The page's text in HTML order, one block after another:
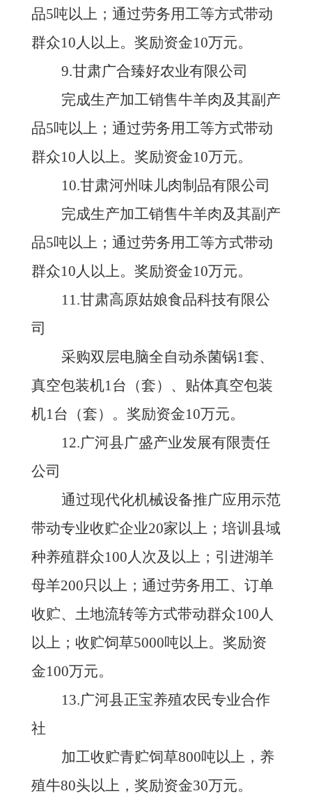
品5吨以上；通过劳务用工等方式带动
群众10人以上。奖励资金10万元。
9.甘肃广合臻好农业有限公司
完成生产加工销售牛羊肉及其副产
品5吨以上；通过劳务用工等方式带动
群众10人以上。奖励资金10万元。
10.甘肃河州味儿肉制品有限公司
完成生产加工销售牛羊肉及其副产
品5吨以上；通过劳务用工等方式带动
群众10人以上。奖励资金10万元。
11.甘肃高原姑娘食品科技有限公
司
采购双层电脑全自动杀菌锅1套、
真空包装机1台（套）、贴体真空包装
机1台（套）。奖励资金10万元。
12.广河县广盛产业发展有限责任
公司
通过现代化机械设备推广应用示范
带动专业收贮企业20家以上；培训县域
种养殖群众100人次及以上；引进湖羊
母羊200只以上；通过劳务用工、订单
收贮、土地流转等方式带动群众100人
以上；收贮饲草5000吨以上。奖励资
金100万元。
13.广河县正宝养殖农民专业合作
社
加工收贮青贮饲草800吨以上，养
殖牛80头以上，奖励资金30万元。